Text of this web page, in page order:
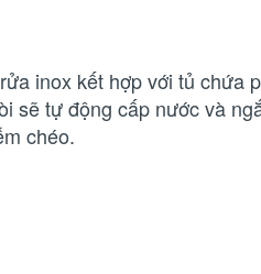
inox kết hợp với tủ chứa
sẽ tự động cấp nước và
chéo.